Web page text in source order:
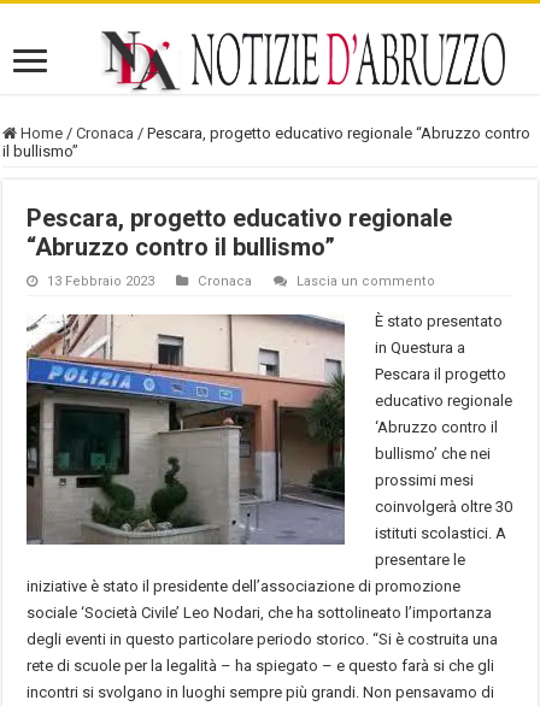
Home / Cronaca / Pescara, progetto educativo regionale “Abruzzo contro
il bullismo”
Pescara, progetto educativo regionale
“Abruzzo contro il bullismo”
13 Febbraio 2023 Cronaca Lascia un commento
È stato presentato
in Questura a
Pescara il progetto
educativo regionale
‘Abruzzo contro il
bullismo’ che nei
prossimi mesi
coinvolgerà oltre 30
istituti scolastici. A
presentare le
iniziative è stato il presidente dell’associazione di promozione
sociale ‘Società Civile’ Leo Nodari, che ha sottolineato l’importanza
degli eventi in questo particolare periodo storico. “Si è costruita una
rete di scuole per la legalità – ha spiegato – e questo farà si che gli
incontri si svolgano in luoghi sempre più grandi. Non pensavamo di